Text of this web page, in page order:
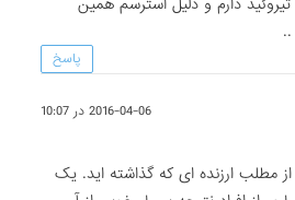
پاسخ
2016-04-06 در 10:07
مطلب ارزنده ای که گذاشته اید. یک